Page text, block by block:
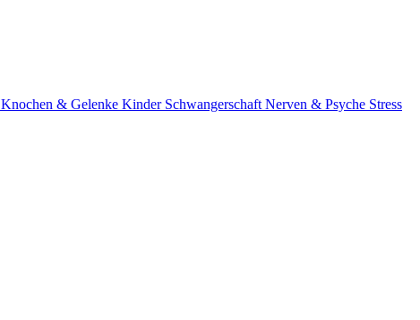
Knochen & Gelenke Kinder Schwangerschaft Nerven & Psyche Stress